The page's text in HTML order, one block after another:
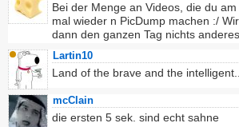
Bei der Menge an Videos, die du
mal wieder n PicDump machen :/
dann den ganzen Tag nichts
Lartin10
Land of the brave and the
mcClain
die ersten 5 sek. sind echt sahne